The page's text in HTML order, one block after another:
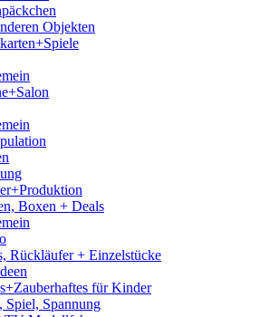
Objekten
Boxen + Deals
Rückläufer + Einzelstücke
für Kinder
Spiel, Spannung